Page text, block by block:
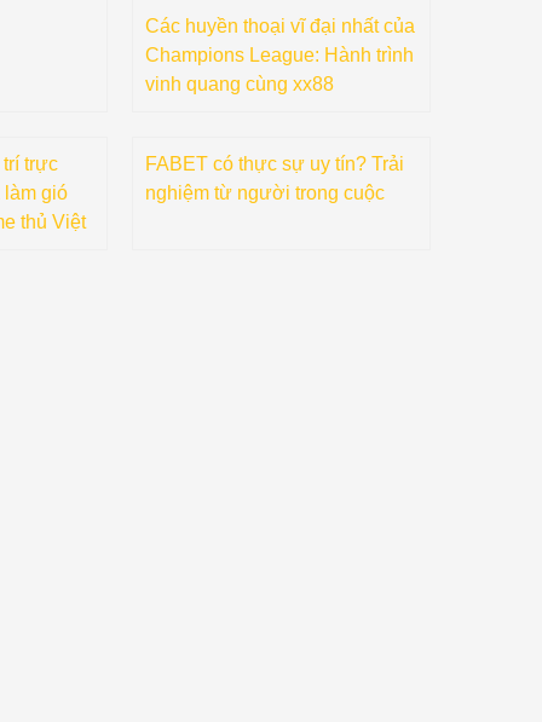
Các huyền thoại vĩ đại nhất của
Champions League: Hành trình
vinh quang cùng xx88
trực
làm gió
thủ Việt
FABET có thực sự uy tín? Trải
nghiệm từ người trong cuộc